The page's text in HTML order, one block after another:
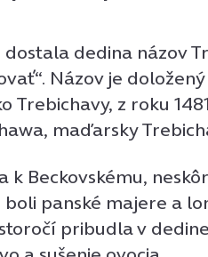
dedina názov
Názov je
Trebichavy, z roku
maďarsky
k Beckovskému,
panské majere a
pribudla v